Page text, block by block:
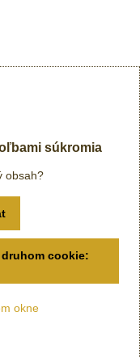
súkromia
obsah?
cookie:
okne